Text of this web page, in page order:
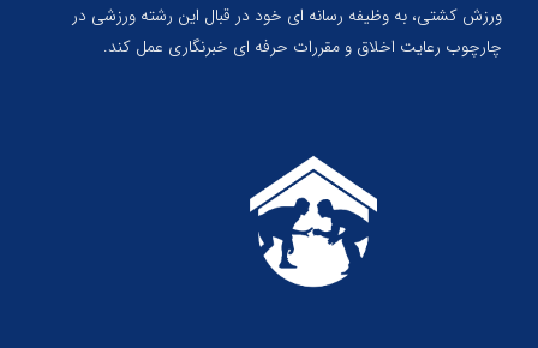
ورزش کشتی، به وظیفه رسانه ای خود در قبال این رشته ورزشی در
چارچوب رعایت اخلاق و مقررات حرفه ای خبرنگاری عمل کند.